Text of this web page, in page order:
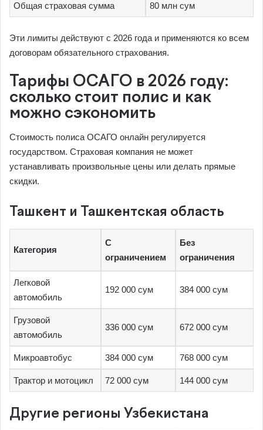
Общая страховая сумма 80 млн сум
Эти лимиты действуют с 2026 года и применяются ко всем
договорам обязательного страхования.
Тарифы ОСАГО в 2026 году:
сколько стоит полис и как
можно сэкономить
Стоимость полиса ОСАГО онлайн регулируется
государством. Страховая компания не может
устанавливать произвольные цены или делать прямые
скидки.
Ташкент и Ташкентская область
Категория
С
ограничением
Без
ограничения
Легковой
автомобиль
192 000 сум 384 000 сум
Грузовой
автомобиль
336 000 сум 672 000 сум
Микроавтобус 384 000 сум 768 000 сум
Трактор и мотоцикл 72 000 сум 144 000 сум
Другие регионы Узбекистана